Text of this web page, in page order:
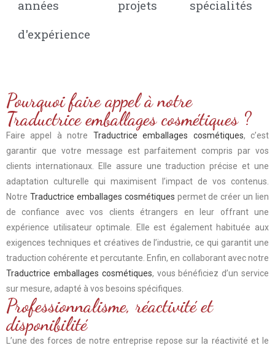
années
d'expérience
projets spécialités
Pourquoi faire appel à notre
Traductrice emballages cosmétiques ?
Faire appel à notre Traductrice emballages cosmétiques, c’est
garantir que votre message est parfaitement compris par vos
clients internationaux. Elle assure une traduction précise et une
adaptation culturelle qui maximisent l’impact de vos contenus.
Notre Traductrice emballages cosmétiques permet de créer un lien
de confiance avec vos clients étrangers en leur offrant une
expérience utilisateur optimale. Elle est également habituée aux
exigences techniques et créatives de l’industrie, ce qui garantit une
traduction cohérente et percutante. Enfin, en collaborant avec notre
Traductrice emballages cosmétiques, vous bénéficiez d’un service
sur mesure, adapté à vos besoins spécifiques.
Professionnalisme, réactivité et
disponibilité
L’une des forces de notre entreprise repose sur la réactivité et le